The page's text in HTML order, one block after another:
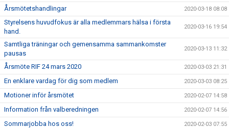
Årsmötetshandlingar 2020-03-18 08:08
Styrelsens huvudfokus är alla medlemmars hälsa i första
hand.
2020-03-16 19:54
Samtliga träningar och gemensamma sammankomster
pausas
2020-03-13 11:32
Årsmöte RIF 24 mars 2020 2020-03-03 21:31
En enklare vardag för dig som medlem 2020-03-03 08:25
Motioner inför årsmötet 2020-02-07 14:58
Information från valberedningen 2020-02-07 14:56
Sommarjobba hos oss! 2020-02-03 07:55